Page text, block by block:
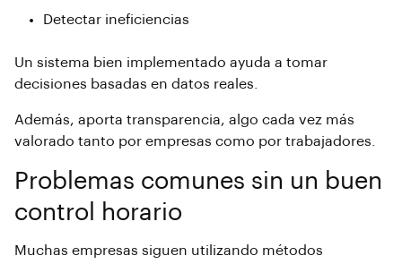
Detectar ineficiencias
Un sistema bien implementado ayuda a tomar
decisiones basadas en datos reales.
Además, aporta transparencia, algo cada vez más
valorado tanto por empresas como por trabajadores.
Problemas comunes sin un buen
control horario
Muchas empresas siguen utilizando métodos